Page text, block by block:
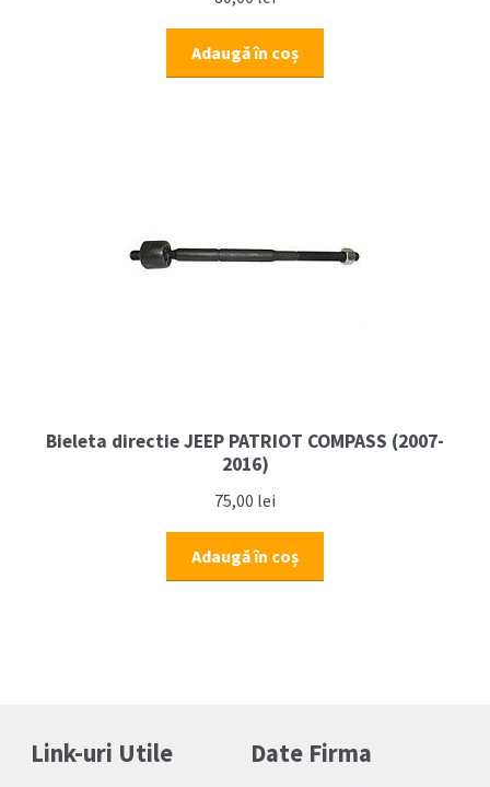
Adaugă în coș
Bieleta directie JEEP PATRIOT COMPASS (2007-
2016)
75,00 lei
Adaugă în coș
Link-uri Utile Date Firma